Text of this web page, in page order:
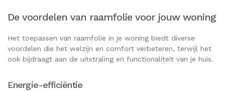
De voordelen van raamfolie voor jouw woning
Het toepassen van raamfolie in je woning biedt diverse
voordelen die het welzijn en comfort verbeteren, terwijl het
ook bijdraagt aan de uitstraling en functionaliteit van je huis.
Energie-efficiëntie